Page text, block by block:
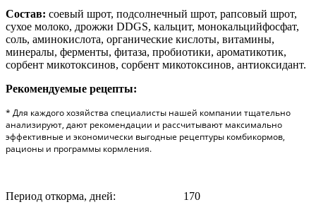
Состав: соевый шрот, подсолнечный шрот, рапсовый шрот,
сухое молоко, дрожжи DDGS, кальцит, монокальцийфосфат,
соль, аминокислота, органические кислоты, витамины,
минералы, ферменты, фитаза, пробиотики, ароматикотик,
сорбент микотоксинов, сорбент микотоксинов, антиоксидант.
Рекомендуемые рецепты:
* Для каждого хозяйства специалисты нашей компании тщательно
анализируют, дают рекомендации и рассчитывают максимально
эффективные и экономически выгодные рецептуры комбикормов,
рационы и программы кормления.
Период откорма, дней: 170